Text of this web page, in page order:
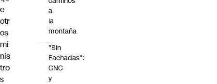
e
otr
os
mi
nis
tro
s
a
la
montaña
"Sin
Fachadas":
CNC
y